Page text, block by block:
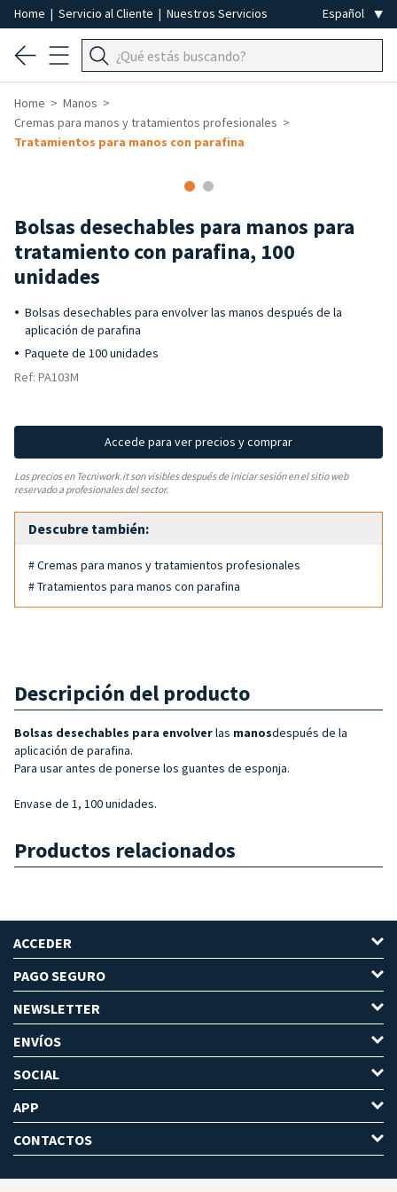
Home | Servicio al Cliente | Nuestros Servicios
Home
Manos
Cremas para manos y tratamientos profesionales
Tratamientos para manos con parafina
Bolsas desechables para manos para
tratamiento con parafina, 100
unidades
Bolsas desechables para envolver las manos después de la
aplicación de parafina
Paquete de 100 unidades
Ref: PA103M
Accede para ver precios y comprar
Los precios en Tecniwork.it son visibles después de iniciar sesión en el sitio web
reservado a profesionales del sector.
Descubre también:
# Cremas para manos y tratamientos profesionales
# Tratamientos para manos con parafina
Descripción del producto
Bolsas desechables para envolverlas manosdespués de la
aplicación de parafina.
Para usar antes de ponerse los guantes de esponja.
Envase de 1, 100 unidades.
Productos relacionados
ACCEDER
PAGO SEGURO
NEWSLETTER
ENVÍOS
SOCIAL
APP
CONTACTOS